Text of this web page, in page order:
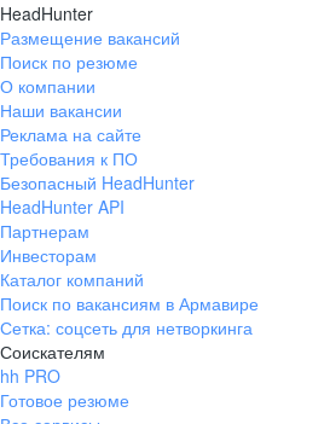
HeadHunter
Размещение вакансий
Поиск по резюме
О компании
Наши вакансии
Реклама на сайте
Требования к ПО
Безопасный HeadHunter
HeadHunter API
Партнерам
Инвесторам
Каталог компаний
Поиск по вакансиям в Армавире
Сетка: соцсеть для нетворкинга
Соискателям
hh PRO
Готовое резюме